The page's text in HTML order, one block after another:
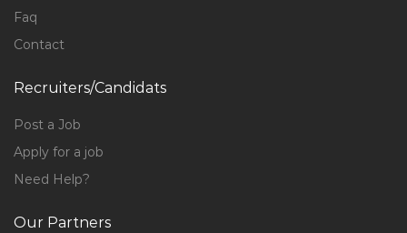
Faq
Contact
Recruiters/Candidats
Post a Job
Apply for a job
Need Help?
Our Partners